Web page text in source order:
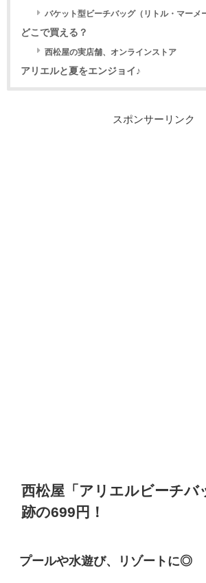
バケット型ビーチバッグ（リトル・マーメ
どこで買える？
西松屋の実店舗、オンラインストア
アリエルと夏をエンジョイ♪
スポンサーリンク
西松屋「アリエルビーチバ
跡の699円！
プールや水遊び、リゾートに◎